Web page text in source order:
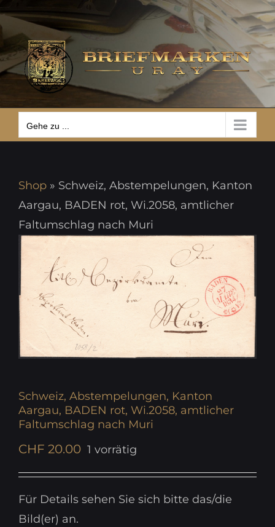
Zum
Inhalt
springen
Gehe zu ...
Gehe zu ...
Shop » Schweiz, Abstempelungen, Kanton
Aargau, BADEN rot, Wi.2058, amtlicher
Faltumschlag nach Muri
Schweiz, Abstempelungen, Kanton
Aargau, BADEN rot, Wi.2058, amtlicher
Faltumschlag nach Muri
CHF 20.00 1 vorrätig
Für Details sehen Sie sich bitte das/die
Bild(er) an.